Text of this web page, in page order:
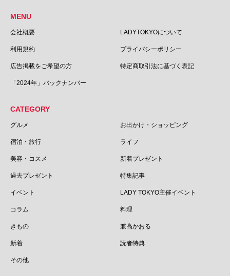
MENU
会社概要 LADYTOKYOについて
利用規約 プライバシーポリシー
広告掲載をご希望の方 特定商取引法に基づく表記
「2024年」バックナンバー
CATEGORY
グルメ お出かけ・ショッピング
宿泊・旅行 ライフ
美容・コスメ 新着プレゼント
過去プレゼント 特集記事
イベント LADY TOKYO主催イベント
コラム 料理
きもの 兼高かおる
新着 読者特典
その他